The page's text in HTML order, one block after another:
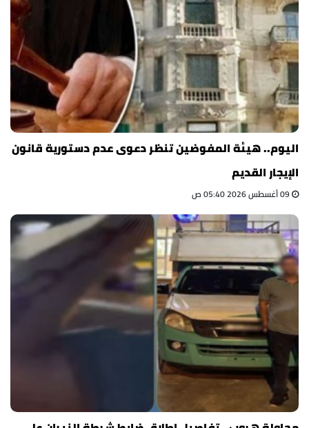
اليوم.. هيئة المفوضين تنظر دعوى عدم دستورية قانون
الإيجار القديم